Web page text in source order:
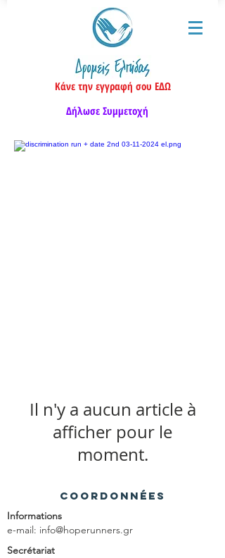
Κάνε την εγγραφή σου ΕΔΩ
Δήλωσε Συμμετοχή
Il n'y a aucun article à
afficher pour le
moment.
Coordonnées
Informations
e-mail: info@hoperunners.gr
Secrétariat